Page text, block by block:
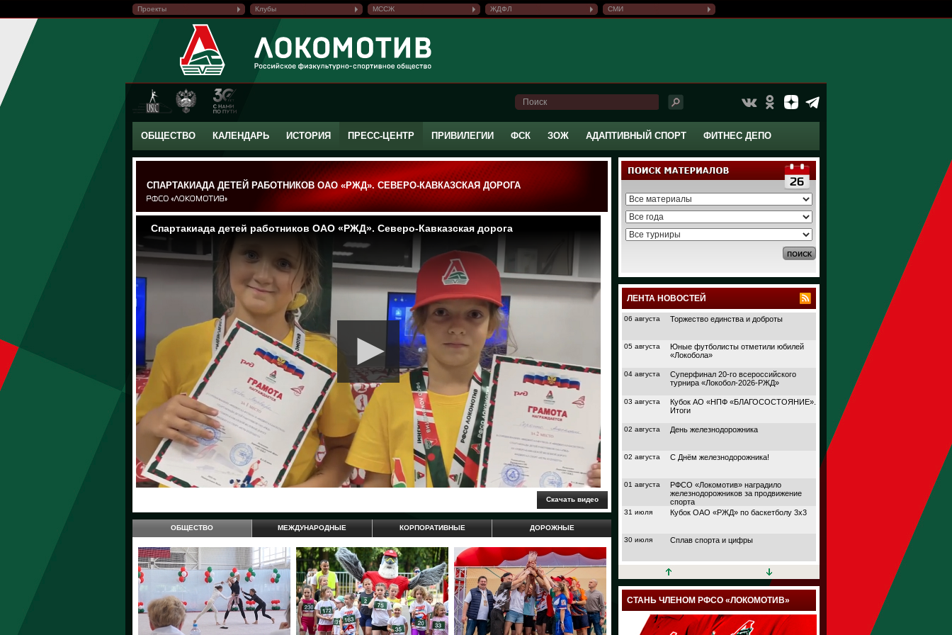
Проекты Клубы МССЖ ЖДФЛ СМИ
ОБЩЕСТВО КАЛЕНДАРЬ ИСТОРИЯ ПРЕСС-ЦЕНТР ПРИВИЛЕГИИ ФСК ЗОЖ АДАПТИВНЫЙ СПОРТ ФИТНЕС ДЕПО
СПАРТАКИАДА ДЕТЕЙ РАБОТНИКОВ ОАО «РЖД». СЕВЕРО-КАВКАЗСКАЯ ДОРОГА
ОБЩЕСТВО МЕЖДУНАРОДНЫЕ КОРПОРАТИВНЫЕ ДОРОЖНЫЕ
ЛЕНТА НОВОСТЕЙ
06 августа Торжество единства и доброты
05 августа
Юные футболисты отметили юбилей
«Локобола»
04 августа
Суперфинал 20-го всероссийского
турнира «Локобол-2026-РЖД»
03 августа
Кубок АО «НПФ «БЛАГОСОСТОЯНИЕ».
Итоги
02 августа День железнодорожника
02 августа С Днём железнодорожника!
01 августа
РФСО «Локомотив» наградило
железнодорожников за продвижение
спорта
31 июля Кубок ОАО «РЖД» по баскетболу 3х3
30 июля Сплав спорта и цифры
27 июля
Кубок АО «НПФ
Дорога в большой спорт
23 июля Поймали волну удачи
СТАНЬ ЧЛЕНОМ РФСО «ЛОКОМОТИВ»